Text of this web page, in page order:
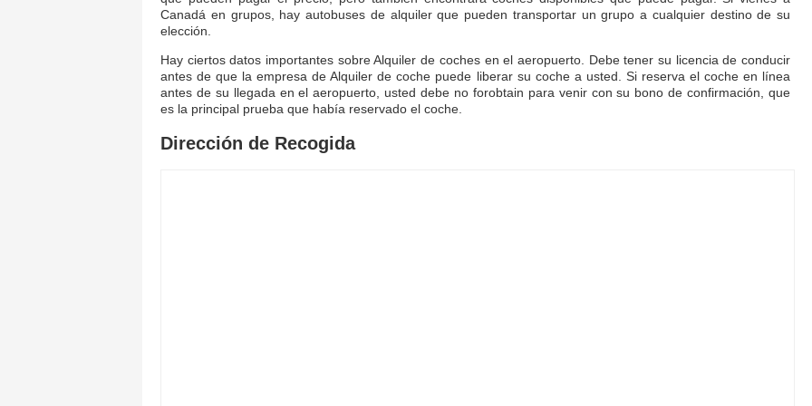
Canadá en grupos, hay autobuses de alquiler que pueden transportar un grupo a cualquier destino de su
elección.
Hay ciertos datos importantes sobre Alquiler de coches en el aeropuerto. Debe tener su licencia de conducir
antes de que la empresa de Alquiler de coche puede liberar su coche a usted. Si reserva el coche en línea
antes de su llegada en el aeropuerto, usted debe no forobtain para venir con su bono de confirmación, que
es la principal prueba que había reservado el coche.
Dirección de Recogida